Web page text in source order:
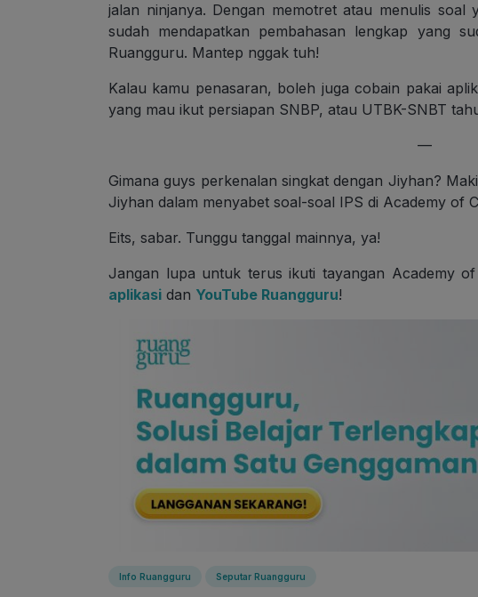
jalan ninjanya. Dengan memotret atau menulis soal
sudah mendapatkan pembahasan lengkap yang
Ruangguru. Mantep nggak tuh!
Kalau kamu penasaran, boleh juga cobain pakai
yang mau ikut persiapan SNBP, atau UTBK-SNBT
—
Gimana guys perkenalan singkat dengan Jiyhan?
Jiyhan dalam menyabet soal-soal IPS di Academy of
Eits, sabar. Tunggu tanggal mainnya, ya!
Jangan lupa untuk terus ikuti tayangan Academy
aplikasi dan YouTube Ruangguru!
Info Ruangguru Seputar Ruangguru